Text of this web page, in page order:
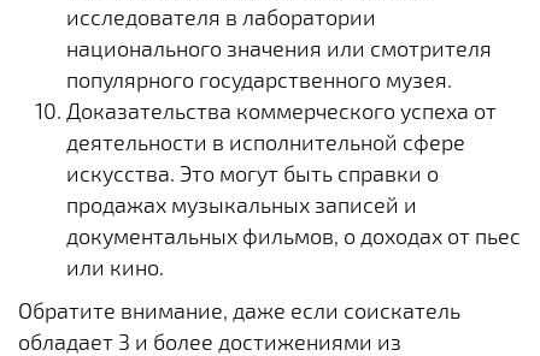
исследователя в лаборатории
национального значения или смотрителя
популярного государственного музея.
Доказательства коммерческого успеха от
деятельности в исполнительной сфере
искусства. Это могут быть справки о
продажах музыкальных записей и
документальных фильмов, о доходах от пьес
или кино.
Обратите внимание, даже если соискатель
обладает 3 и более достижениями из